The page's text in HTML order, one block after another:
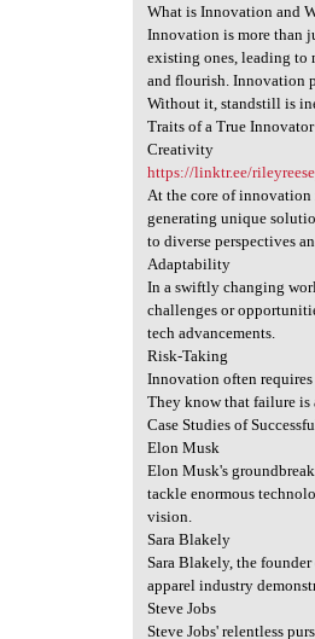
What is Innovation and
Innovation is more than
existing ones, leading to
and flourish. Innovation
Without it, standstill is
Traits of a True Innovator
Creativity
https://linktr.ee/
At the core of
generating unique
to diverse perspectives
Adaptability
In a swiftly changing
challenges or
tech advancements.
Risk-Taking
Innovation often
They know that failure is
Case Studies of
Elon Musk
Elon Musk's
tackle enormous
vision.
Sara Blakely
Sara Blakely, the
apparel industry
Steve Jobs
Steve Jobs' relentless